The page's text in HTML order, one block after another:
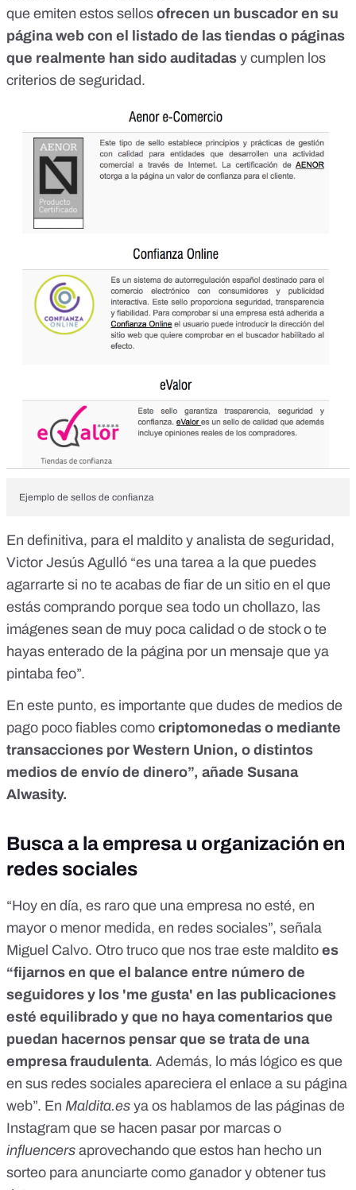
que emiten estos sellos ofrecen un buscador en su
página web con el listado de las tiendas o páginas
que realmente han sido auditadas y cumplen los
criterios de seguridad.
Ejemplo de sellos de confianza
En definitiva, para el maldito y analista de seguridad,
Victor Jesús Agulló “es una tarea a la que puedes
agarrarte si no te acabas de fiar de un sitio en el que
estás comprando porque sea todo un chollazo, las
imágenes sean de muy poca calidad o de stock o te
hayas enterado de la página por un mensaje que ya
pintaba feo”.
En este punto, es importante que dudes de medios de
pago poco fiables como criptomonedas o mediante
transacciones por Western Union, o distintos
medios de envío de dinero”, añade Susana
Alwasity.
Busca a la empresa u organización en
redes sociales
“Hoy en día, es raro que una empresa no esté, en
mayor o menor medida, en redes sociales”, señala
Miguel Calvo. Otro truco que nos trae este maldito es
“fijarnos en que el balance entre número de
seguidores y los 'me gusta' en las publicaciones
esté equilibrado y que no haya comentarios que
puedan hacernos pensar que se trata de una
empresa fraudulenta. Además, lo más lógico es que
en sus redes sociales apareciera el enlace a su página
web”. En Maldita.es ya os hablamos de las páginas de
Instagram que se hacen pasar por marcas o
influencers aprovechando que estos han hecho un
sorteo para anunciarte como ganador y obtener tus